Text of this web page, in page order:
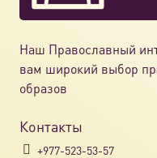
Наш Православный
вам широкий выбор
образов
Контакты
+977-523-53-57